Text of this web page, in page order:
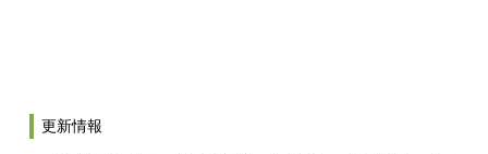
更新情報